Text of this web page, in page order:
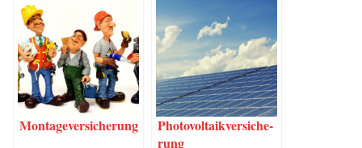
Mon­ta­ge­ver­si­che­rung
Pho­to­vol­ta­ik­ver­si­che­
rung